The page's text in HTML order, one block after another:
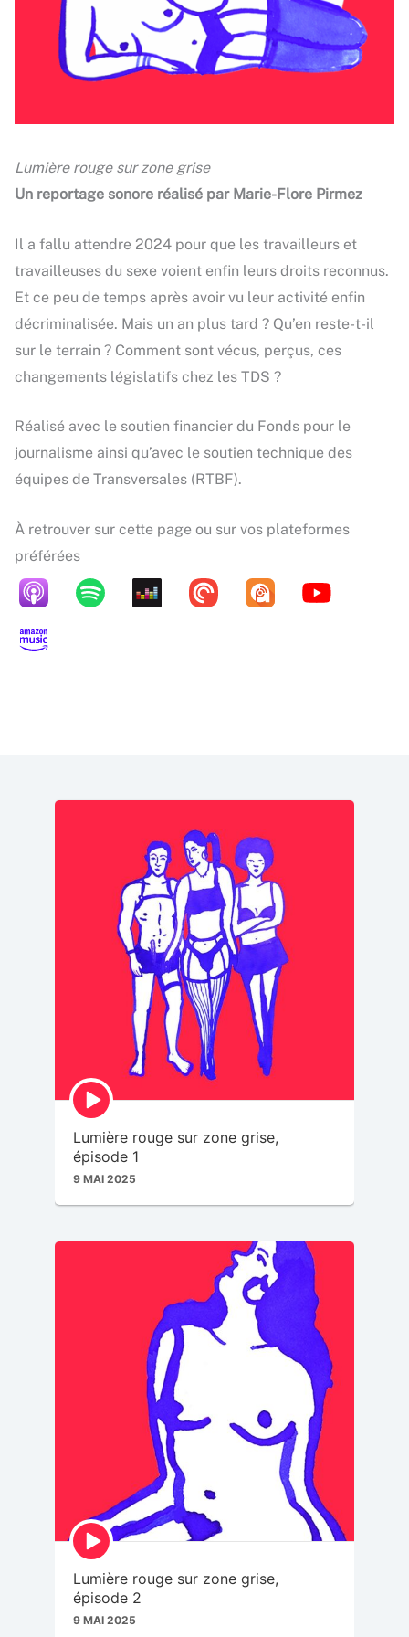
Lumière rouge sur zone grise
Un reportage sonore réalisé par Marie-Flore Pirmez
Il a fallu attendre 2024 pour que les travailleurs et
travailleuses du sexe voient enfin leurs droits reconnus.
Et ce peu de temps après avoir vu leur activité enfin
décriminalisée. Mais un an plus tard ? Qu’en reste-t-il
sur le terrain ? Comment sont vécus, perçus, ces
changements législatifs chez les TDS ?
Réalisé avec le soutien financier du Fonds pour le
journalisme ainsi qu’avec le soutien technique des
équipes de Transversales (RTBF).
À retrouver sur cette page ou sur vos plateformes
préférées
Episode
play
Lumière rouge sur zone grise,
épisode 1
9 MAI 2025
Episode
play
Lumière rouge sur zone grise,
épisode 2
9 MAI 2025